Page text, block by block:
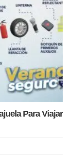
Para Viajar